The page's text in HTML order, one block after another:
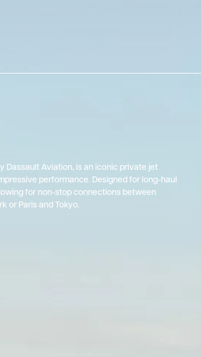
Dassault Aviation, is an iconic private jet
performance. Designed for long-haul
for non-stop connections between
or Paris and Tokyo.